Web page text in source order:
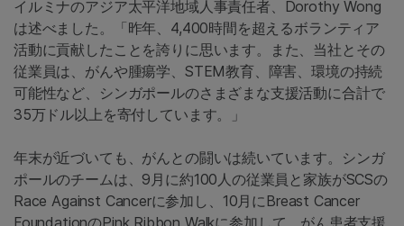
イルミナのアジア太平洋地域人事責任者、Dorothy Wong
は述べました。「昨年、4,400時間を超えるボランティア
活動に貢献したことを誇りに思います。また、当社とその
従業員は、がんや腫瘍学、STEM教育、障害、環境の持続
可能性など、シンガポールのさまざまな支援活動に合計で
35万ドル以上を寄付しています。」
年末が近づいても、がんとの闘いは続いています。シンガ
ポールのチームは、9月に約100人の従業員と家族がSCSの
Race Against Cancerに参加し、10月にBreast Cancer